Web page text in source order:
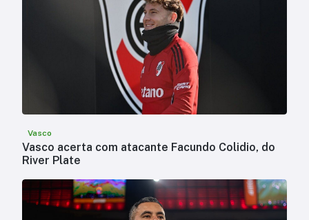
Vasco
Vasco acerta com atacante Facundo Colidio, do
River Plate